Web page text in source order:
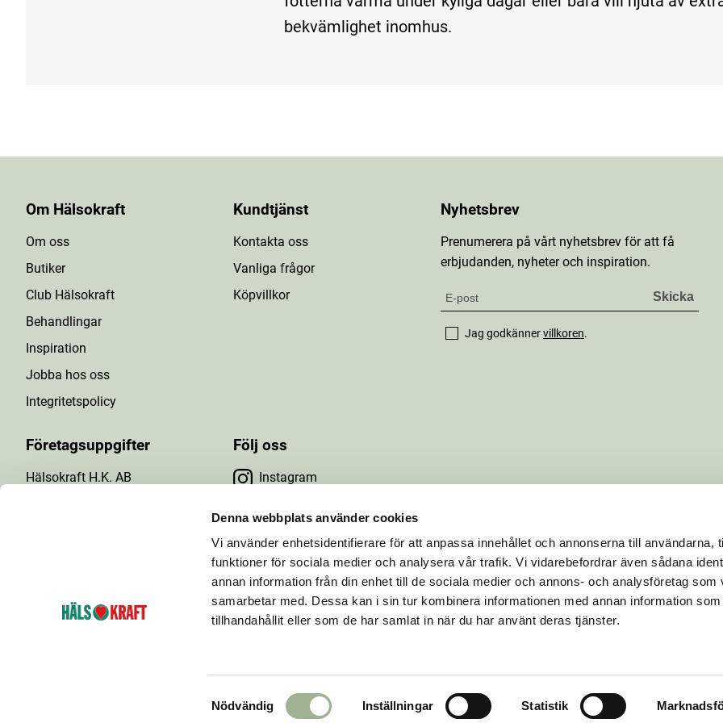
Denna webbplats använder cookies
Vi använder enhetsidentifierare för att anpassa innehållet och annonserna till användarna,
funktioner för sociala medier och analysera vår trafik. Vi vidarebefordrar även sådana
annan information från din enhet till de sociala medier och annons- och analysföretag som
samarbetar med. Dessa kan i sin tur kombinera informationen med annan information
tillhandahållit eller som de har samlat in när du har använt deras tjänster.
Nödvändig Inställningar Statistik
bekvämlighet inomhus.
Om Hälsokraft
Om oss
Butiker
Club Hälsokraft
Behandlingar
Inspiration
Jobba hos oss
Integritetspolicy
Kundtjänst
Kontakta oss
Vanliga frågor
Köpvillkor
Företagsuppgifter
Hälsokraft H.K. AB
Följ oss
Instagram
Facebook
YouTube
Nyhetsbrev
Prenumerera på vårt nyhetsbrev för att få
erbjudanden, nyheter och inspiration.
Jag godkännervillkoren.
bestående av ett 60-tal hälsokostbutiker som ägs och